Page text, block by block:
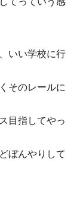
いい学校に行
そのレールに
目指してやっ
ぼんやりして